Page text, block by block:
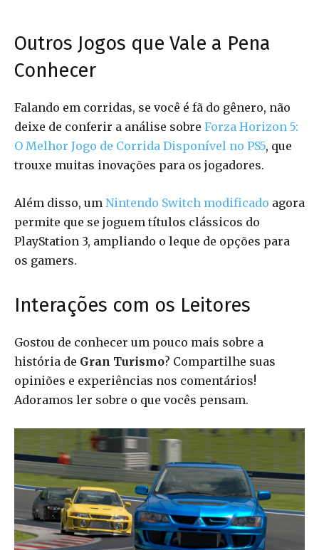
Outros Jogos que Vale a Pena
Conhecer
Falando em corridas, se você é fã do gênero, não
deixe de conferir a análise sobre Forza Horizon 5:
O Melhor Jogo de Corrida Disponível no PS5, que
trouxe muitas inovações para os jogadores.
Além disso, um Nintendo Switch modificado agora
permite que se joguem títulos clássicos do
PlayStation 3, ampliando o leque de opções para
os gamers.
Interações com os Leitores
Gostou de conhecer um pouco mais sobre a
história de Gran Turismo? Compartilhe suas
opiniões e experiências nos comentários!
Adoramos ler sobre o que vocês pensam.